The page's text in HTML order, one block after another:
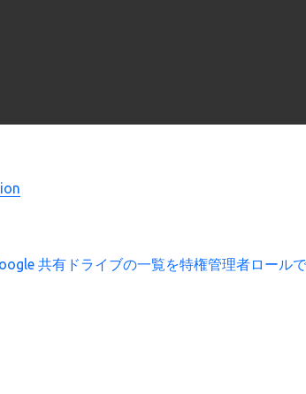
共有ドライブの一覧を特権管理者ロール